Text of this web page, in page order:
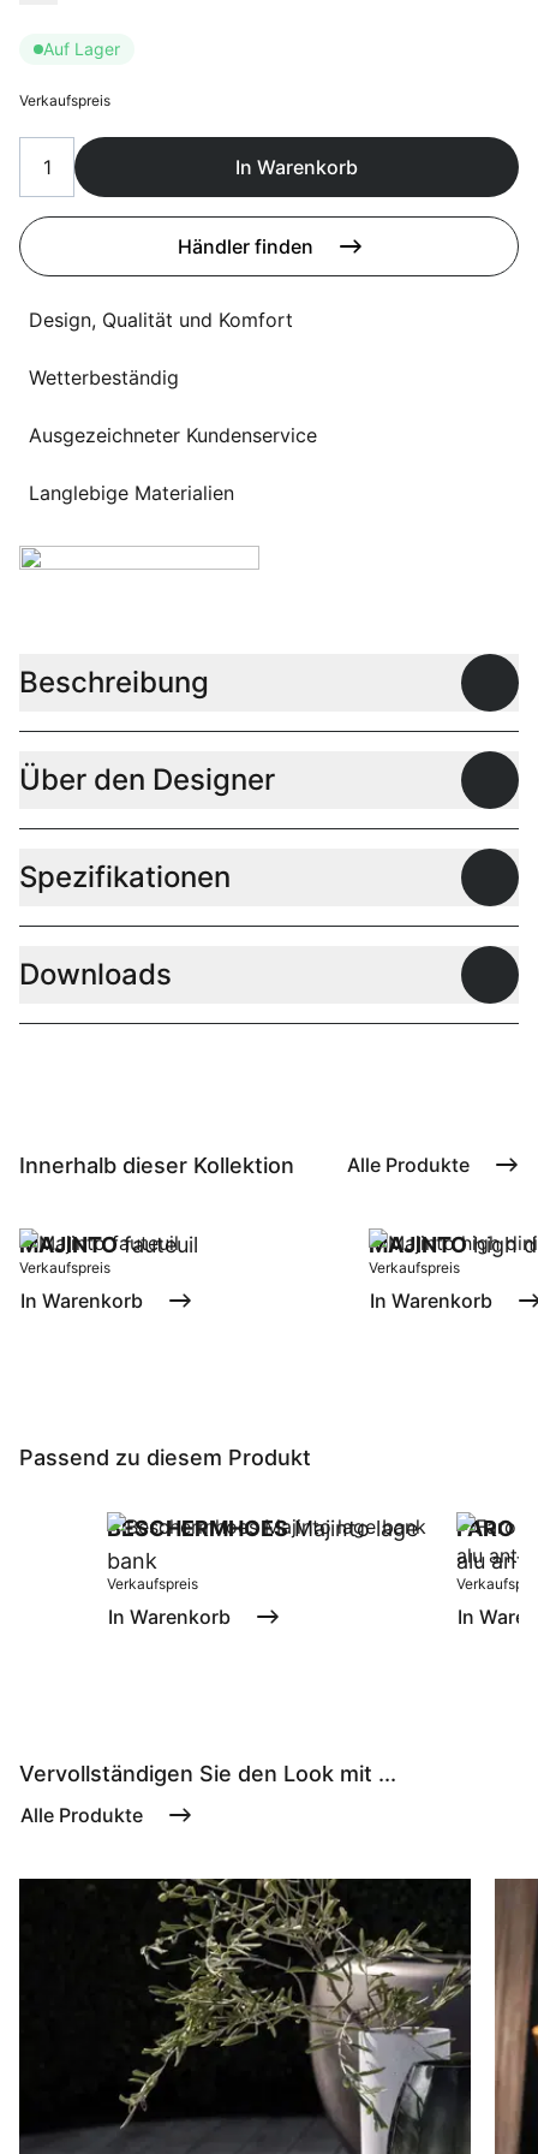
Auf Lager
Verkaufspreis
In Warenkorb
Händler finden
Design, Qualität und Komfort
Wetterbeständig
Ausgezeichneter Kundenservice
Langlebige Materialien
Beschreibung
Über den Designer
Spezifikationen
Downloads
Innerhalb dieser Kollektion Alle Produkte
MAJINTOfauteuil
Verkaufspreis
In Warenkorb
MAJINTOhigh
Verkaufspreis
In Warenkorb
Passend zu diesem Produkt
BESCHERMHOESMajinto lage
bank
Verkaufspreis
In Warenkorb
FARO
alu
In
Vervollständigen Sie den Look mit ...
Alle Produkte